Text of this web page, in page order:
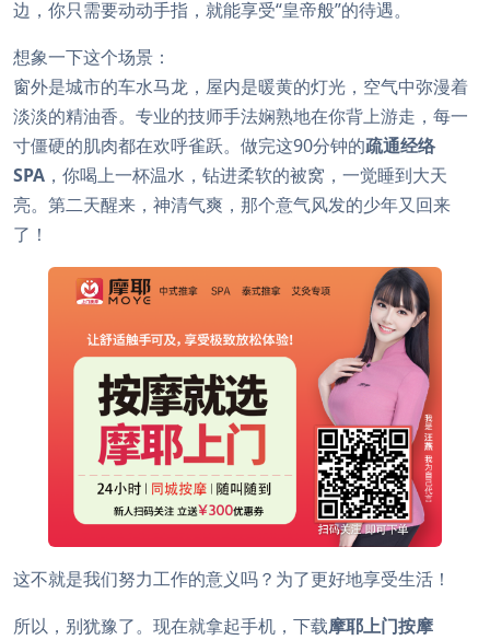
边，你只需要动动手指，就能享受“皇帝般”的待遇。
想象一下这个场景：
窗外是城市的车水马龙，屋内是暖黄的灯光，空气中弥漫着
淡淡的精油香。专业的技师手法娴熟地在你背上游走，每一
寸僵硬的肌肉都在欢呼雀跃。做完这90分钟的疏通经络
SPA ，你喝上一杯温水，钻进柔软的被窝，一觉睡到大天
亮。第二天醒来，神清气爽，那个意气风发的少年又回来
了！
这不就是我们努力工作的意义吗？为了更好地享受生活！
所以，别犹豫了。现在就拿起手机，下载摩耶上门按摩